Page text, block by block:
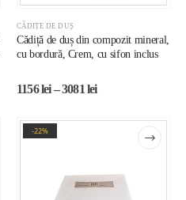
CĂDIȚE DE DUȘ
Cădiță de duș din compozit mineral,
cu bordură, Crem, cu sifon inclus
1156lei–3081 lei
-22%